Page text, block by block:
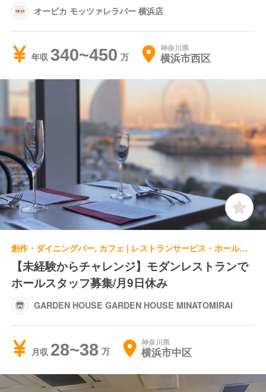
オービカ モッツァレラバー 横浜店
年収 340~450 神奈川県
横浜市西区
創作・ダイニングバー, カフェ | レストランサービス・ホールスタッフ | GARDEN HOUSE GARDEN HOUSE MINATOMIRAI
【未経験からチャレンジ】モダンレストランで
ホールスタッフ募集/月9日休み
GARDEN HOUSE GARDEN HOUSE MINATOMIRAI
月収 28~38 神奈川県
横浜市中区